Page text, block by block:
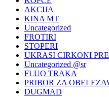
AKCIJA
KINA MT
Uncategorized
FROTIRI
STOPERI
UKRASI CIRKONI
Uncategorized @sr
FLUO TRAKA
PRIBOR ZA
DUGMAD